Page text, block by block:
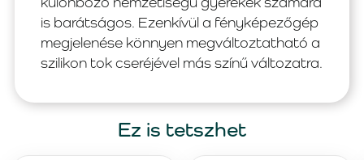
is barátságos. Ezenkívül a fényképezőgép
megjelenése könnyen megváltoztatható a
szilikon tok cseréjével más színű változatra.
Ez is tetszhet